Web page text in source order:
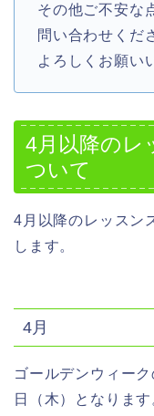
その他ご不安な
問い合わせくだ
よろしくお願い
4月以降のレ
ついて
4月以降のレッスン
します。
4月
ゴールデンウィー
日（木）となります